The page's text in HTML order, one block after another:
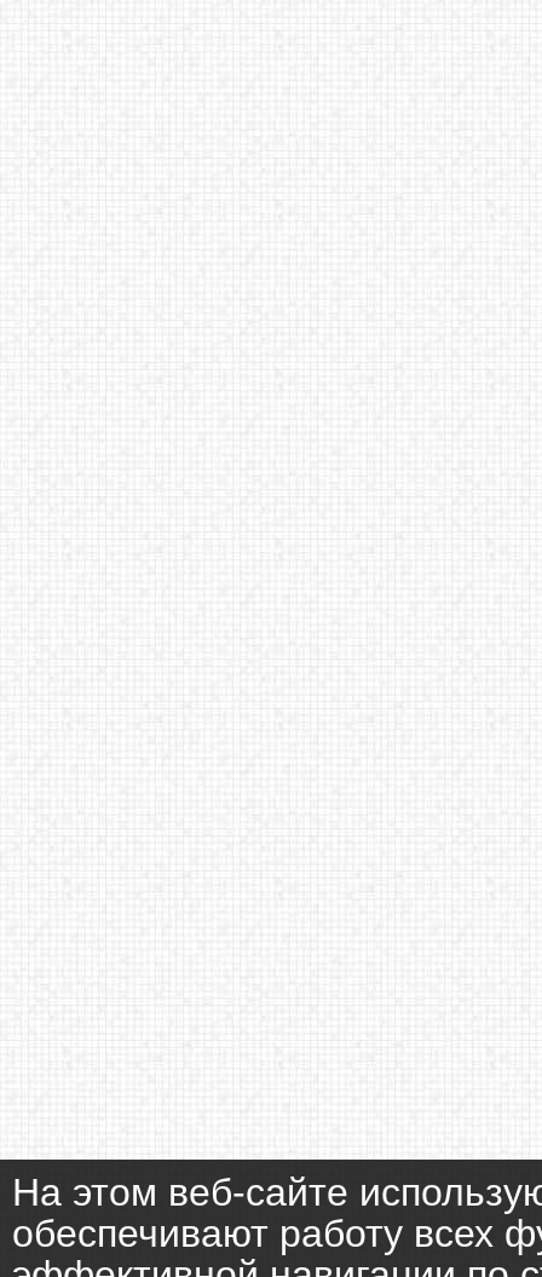
На этом веб-сайте
обеспечивают работу всех